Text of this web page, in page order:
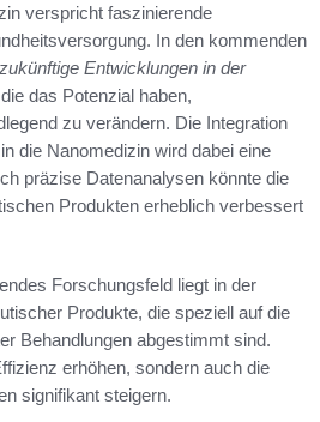
verspricht faszinierende
In den kommenden
zukünftige Entwicklungen in der
das Potenzial haben,
zu verändern. Die Integration
die Nanomedizin wird dabei eine
präzise Datenanalysen könnte die
Produkten erheblich verbessert
Forschungsfeld liegt in der
Produkte, die speziell auf die
Behandlungen abgestimmt sind.
erhöhen, sondern auch die
signifikant steigern.